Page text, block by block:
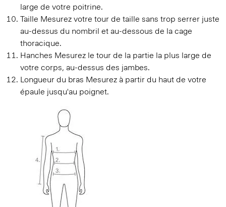
large de votre poitrine.
Taille Mesurez votre tour de taille sans trop serrer juste
au-dessus du nombril et au-dessous de la cage
thoracique.
Hanches Mesurez le tour de la partie la plus large de
votre corps, au-dessus des jambes.
Longueur du bras Mesurez à partir du haut de votre
épaule jusqu'au poignet.